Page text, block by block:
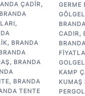
ÇADIR,
BRANDA
,
, BRANDA
, BRANDA
, BRANDA
TENTE
GERME
CADIR,
KAMP
KUMAŞ